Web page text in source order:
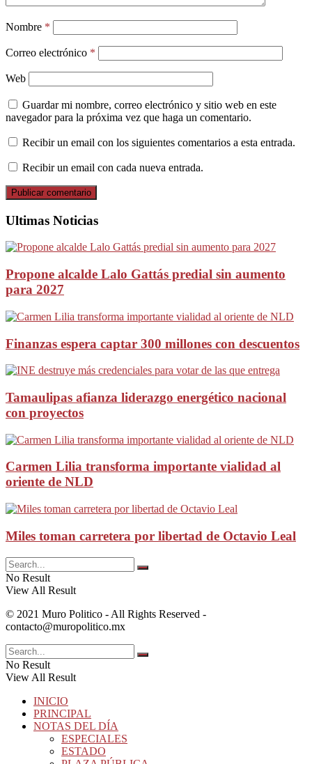
Nombre *
Correo electrónico *
Web
Guardar mi nombre, correo electrónico y sitio web en este
navegador para la próxima vez que haga un comentario.
Recibir un email con los siguientes comentarios a esta entrada.
Recibir un email con cada nueva entrada.
Ultimas Noticias
Propone alcalde Lalo Gattás predial sin aumento
para 2027
Finanzas espera captar 300 millones con descuentos
Tamaulipas afianza liderazgo energético nacional
con proyectos
Carmen Lilia transforma importante vialidad al
oriente de NLD
Miles toman carretera por libertad de Octavio Leal
No Result
View All Result
© 2021 Muro Politico - All Rights Reserved -
contacto@muropolitico.mx
No Result
View All Result
INICIO
PRINCIPAL
NOTAS DEL DÍA
ESPECIALES
ESTADO